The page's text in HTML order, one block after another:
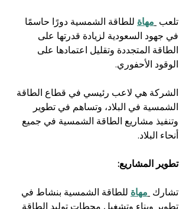
تلعب مهاة للطاقة الشمسية دورًا حاسمًا
في جهود السعودية لزيادة قدرتها على
الطاقة المتجددة وتقليل اعتمادها على
الوقود الأحفوري.
الشركة هي لاعب رئيسي في قطاع الطاقة
الشمسية في البلاد، وتساهم في تطوير
وتنفيذ مشاريع الطاقة الشمسية في جميع
أنحاء البلاد.
تطوير المشاريع:
تشارك مهاة للطاقة الشمسية بنشاط في
تطوير وبناء وتشغيل محطات توليد الطاقة